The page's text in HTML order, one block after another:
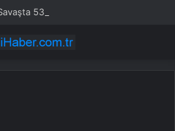
530 Milyon Dolar Kaybetti